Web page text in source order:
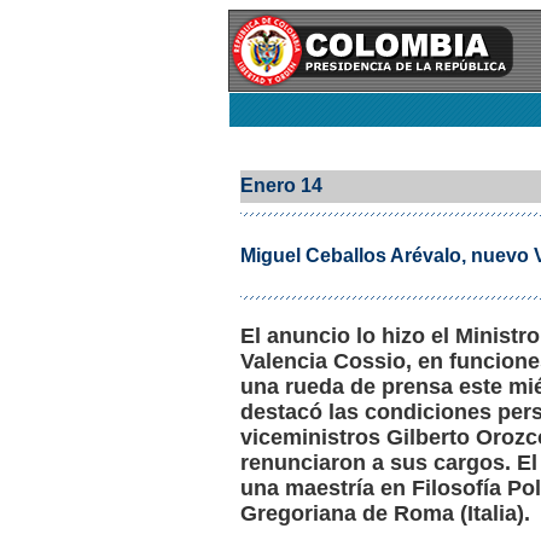
Enero 14
Miguel Ceballos Arévalo, nuevo
El anuncio lo hizo el
Valencia Cossio, en
una rueda de prensa este
destacó las condiciones
viceministros Gilberto
renunciaron a sus cargos.
una maestría en Filosofía
Gregoriana de Roma (Italia).